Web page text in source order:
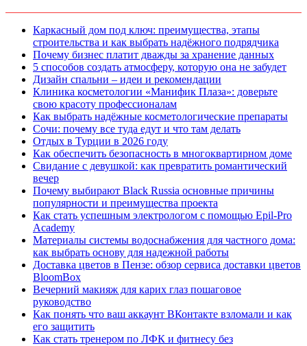
Каркасный дом под ключ: преимущества, этапы
строительства и как выбрать надёжного подрядчика
Почему бизнес платит дважды за хранение данных
5 способов создать атмосферу, которую она не забудет
Дизайн спальни – идеи и рекомендации
Клиника косметологии «Манифик Плаза»: доверьте
свою красоту профессионалам
Как выбрать надёжные косметологические препараты
Сочи: почему все туда едут и что там делать
Отдых в Турции в 2026 году
Как обеспечить безопасность в многоквартирном доме
Свидание с девушкой: как превратить романтический
вечер
Почему выбирают Black Russia основные причины
популярности и преимущества проекта
Как стать успешным электрологом с помощью Epil-Pro
Academy
Материалы системы водоснабжения для частного дома:
как выбрать основу для надежной работы
Доставка цветов в Пензе: обзор сервиса доставки цветов
BloomBox
Вечерний макияж для карих глаз пошаговое
руководство
Как понять что ваш аккаунт ВКонтакте взломали и как
его защитить
Как стать тренером по ЛФК и фитнесу без